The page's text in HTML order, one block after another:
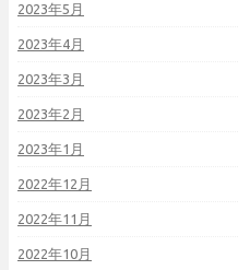
2023年5月
2023年4月
2023年3月
2023年2月
2023年1月
2022年12月
2022年11月
2022年10月